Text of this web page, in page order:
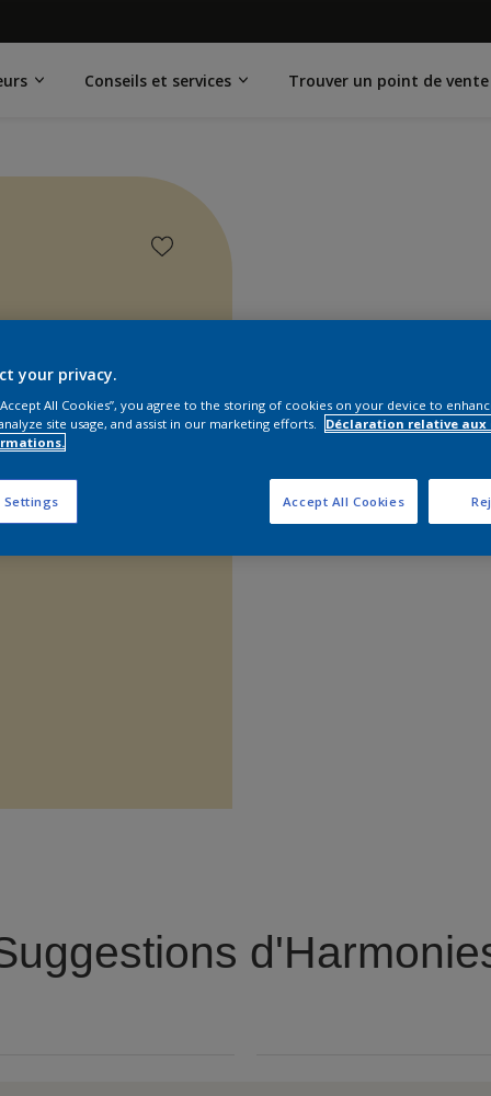
Conseils et services Trouver un point de vente
Trouver
your privacy.
All Cookies”, you agree to the storing of cookies on your device to
site usage, and assist in our marketing efforts.
Déclaration relative aux
Settings Accept All Cookies